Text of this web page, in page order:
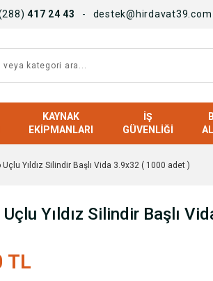
417 24 43 destek@hirdavat39.com
KAYNAK
EKIPMANLARI
İŞ
GÜVENLIĞI
Yıldız Silindir Başlı Vida 3.9x32 ( 1000 adet )
Yıldız Silindir Başlı
TL